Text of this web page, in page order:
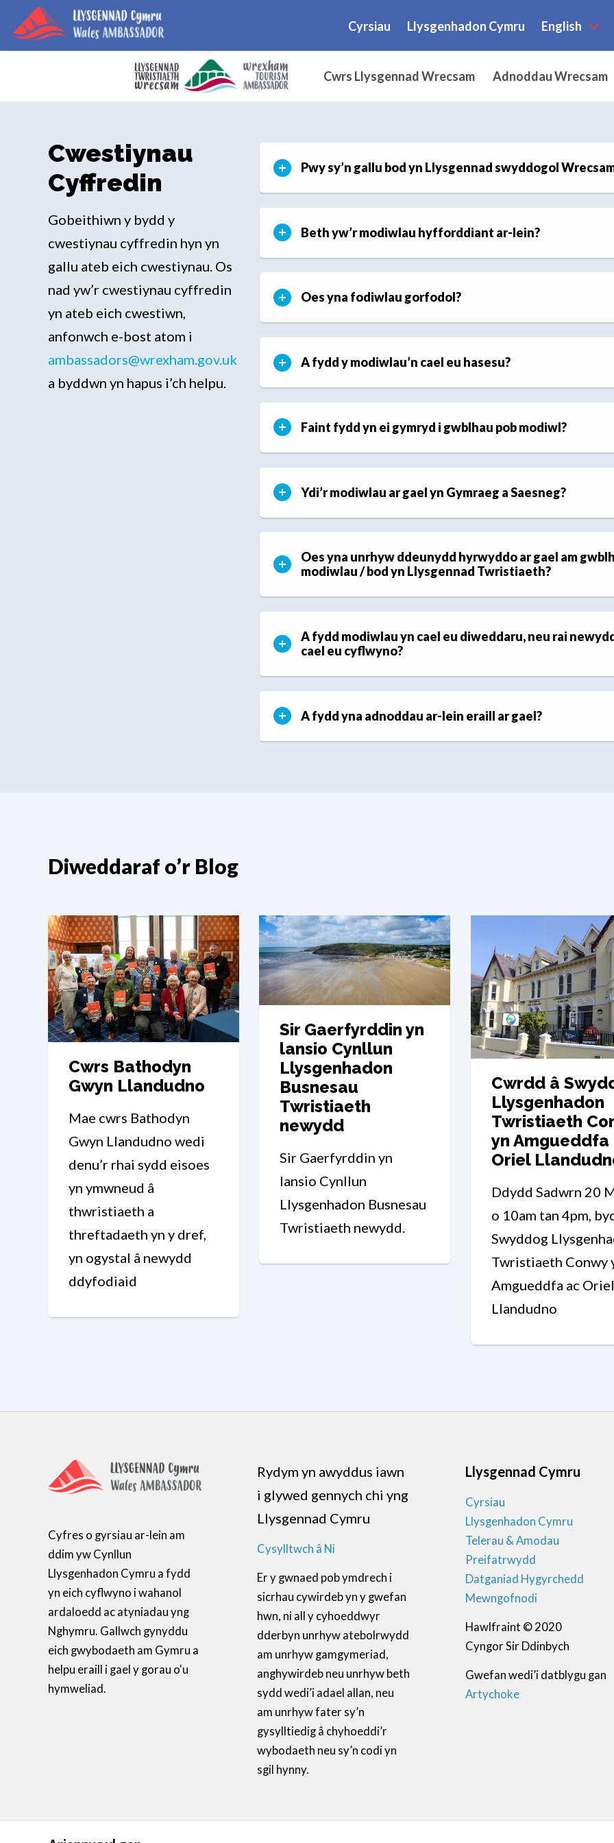
Cyrsiau Llysgenhadon Cymru English
Cwrs Llysgennad Wrecsam Adnoddau Wrecsam
Cwestiynau
Cyffredin
Gobeithiwn y bydd y
cwestiynau cyffredin hyn yn
gallu ateb eich cwestiynau. Os
nad yw’r cwestiynau cyffredin
yn ateb eich cwestiwn,
anfonwch e-bost atom i
ambassadors@wrexham.gov.uk
a byddwn yn hapus i’ch helpu.
Pwy sy’n gallu bod yn Llysgennad swyddogol
Beth yw’r modiwlau hyfforddiant ar-lein?
Oes yna fodiwlau gorfodol?
A fydd y modiwlau’n cael eu hasesu?
Faint fydd yn ei gymryd i gwblhau pob modiwl?
Ydi’r modiwlau ar gael yn Gymraeg a Saesneg?
Oes yna unrhyw ddeunydd hyrwyddo ar gael am
modiwlau / bod yn Llysgennad Twristiaeth?
A fydd modiwlau yn cael eu diweddaru, neu rai
cael eu cyflwyno?
A fydd yna adnoddau ar-lein eraill ar gael?
Diweddaraf o’r Blog
Cwrs Bathodyn
Gwyn Llandudno
Mae cwrs Bathodyn
Gwyn Llandudno wedi
denu’r rhai sydd eisoes
yn ymwneud â
thwristiaeth a
threftadaeth yn y dref,
yn ogystal â newydd
ddyfodiaid
Sir Gaerfyrddin yn
lansio Cynllun
Llysgenhadon
Busnesau
Twristiaeth
newydd
Sir Gaerfyrddin yn
lansio Cynllun
Llysgenhadon Busnesau
Twristiaeth newydd.
Cwrdd â
Llysgenhadon
Twristiaeth
yn Amgueddfa
Oriel
Ddydd Sadwrn 20
o 10am tan 4pm,
Swyddog
Twristiaeth Conwy
Amgueddfa ac Oriel
Llandudno
Cyfres o gyrsiau ar-lein am
ddim yw Cynllun
Llysgenhadon Cymru a fydd
yn eich cyflwyno i wahanol
ardaloedd ac atyniadau yng
Nghymru. Gallwch gynyddu
eich gwybodaeth am Gymru a
helpu eraill i gael y gorau o'u
hymweliad.
Rydym yn awyddus iawn
i glywed gennych chi yng
Llysgennad Cymru
Cysylltwch â Ni
Er y gwnaed pob ymdrech i
sicrhau cywirdeb yn y gwefan
hwn, ni all y cyhoeddwyr
dderbyn unrhyw atebolrwydd
am unrhyw gamgymeriad,
anghywirdeb neu unrhyw beth
sydd wedi’i adael allan, neu
am unrhyw fater sy’n
gysylltiedig â chyhoeddi’r
wybodaeth neu sy’n codi yn
sgil hynny.
Llysgennad Cymru
Cyrsiau
Llysgenhadon Cymru
Telerau & Amodau
Preifatrwydd
Datganiad Hygyrchedd
Mewngofnodi
Hawlfraint © 2020
Cyngor Sir Ddinbych
Gwefan wedi’i datblygu gan
Artychoke